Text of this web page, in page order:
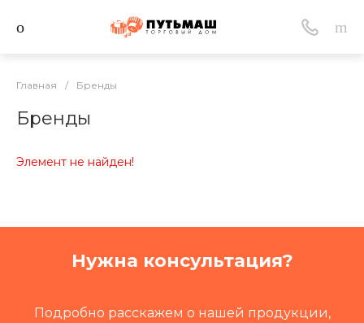
Главная / Бренды
Бренды
Элемент не найден!
Нужна консультация?
Подробно расскажем о нашей продукции,